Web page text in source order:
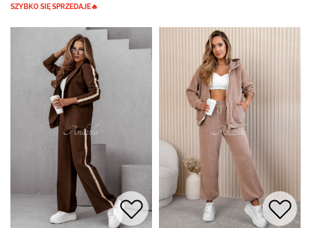
SZYBKO SIĘ SPRZEDAJE🔥